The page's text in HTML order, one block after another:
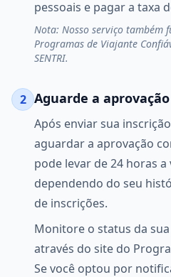
pessoais e pagar a taxa
Nota: Nosso serviço também
Programas de Viajante
SENTRI.
2 Aguarde a
Após enviar sua
aguardar a aprovação
pode levar de 24 horas a
dependendo do seu
de inscrições.
Monitore o status da
através do site do
Se você optou por